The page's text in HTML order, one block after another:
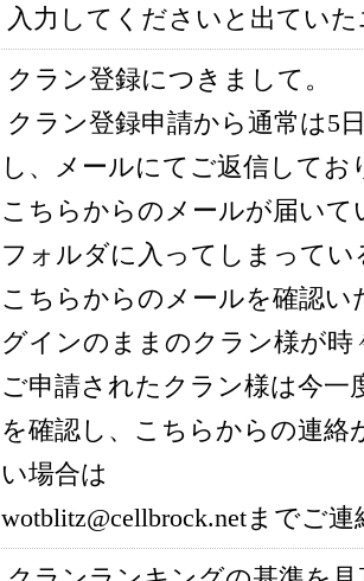
入力してくださいと出てい
クラン登録につきまして。
クラン登録申請から通常は5
し、メールにてご返信してお
こちらからのメールが届い
フォルダに入ってしまってい
こちらからのメールを確認
グインのままのクラン様が時
ご申請されたクラン様は今一
を確認し、こちらからの連
い場合は
wotblitz@cellbrock.netまでご